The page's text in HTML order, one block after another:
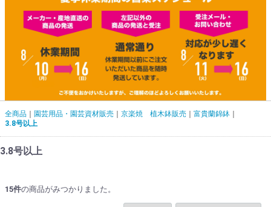
全商品 園芸用品・園芸資材販売 京楽焼 植木鉢販売
富貴蘭錦鉢
3.8号以上
3.8号以上
15件の商品がみつかりました。